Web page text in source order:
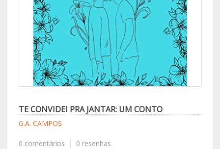
TE CONVIDEI PRA JANTAR: UM CONTO
G.A. CAMPOS
0 comentários
0 resenhas